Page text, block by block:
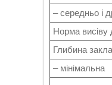
– середньо і
Норма висіву
Глибина
– мінімальна